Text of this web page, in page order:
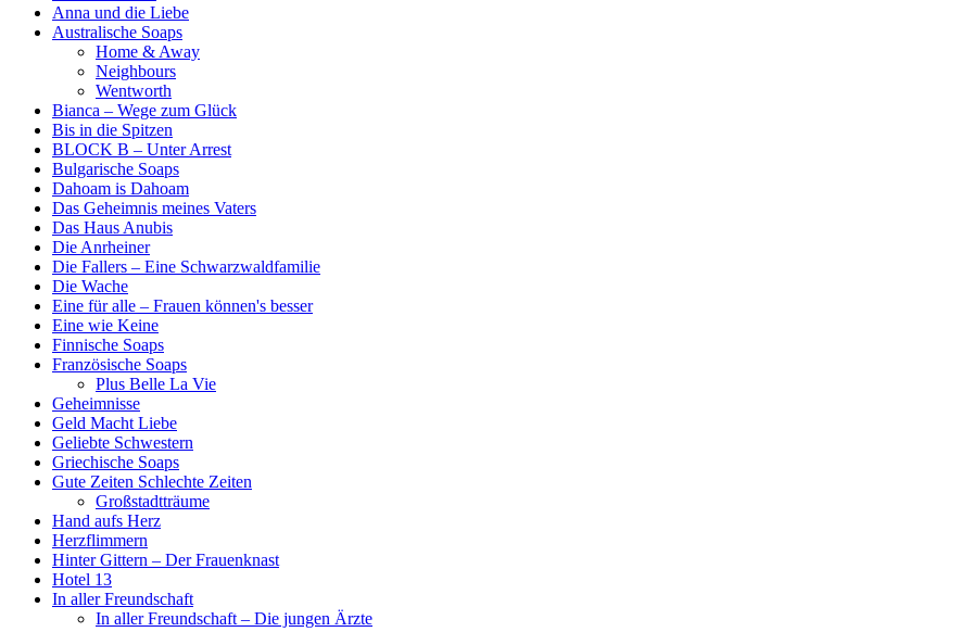
Anna und die Liebe
Australische Soaps
Home & Away
Neighbours
Wentworth
Bianca – Wege zum Glück
Bis in die Spitzen
BLOCK B – Unter Arrest
Bulgarische Soaps
Dahoam is Dahoam
Das Geheimnis meines Vaters
Das Haus Anubis
Die Anrheiner
Die Fallers – Eine Schwarzwaldfamilie
Die Wache
Eine für alle – Frauen können's besser
Eine wie Keine
Finnische Soaps
Französische Soaps
Plus Belle La Vie
Geheimnisse
Geld Macht Liebe
Geliebte Schwestern
Griechische Soaps
Gute Zeiten Schlechte Zeiten
Großstadtträume
Hand aufs Herz
Herzflimmern
Hinter Gittern – Der Frauenknast
Hotel 13
In aller Freundschaft
In aller Freundschaft – Die jungen Ärzte